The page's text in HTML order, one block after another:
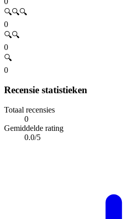
🔍🔍🔍
0
🔍🔍
0
🔍
0
Recensie statistieken
Totaal recensies
0
Gemiddelde rating
0.0/5